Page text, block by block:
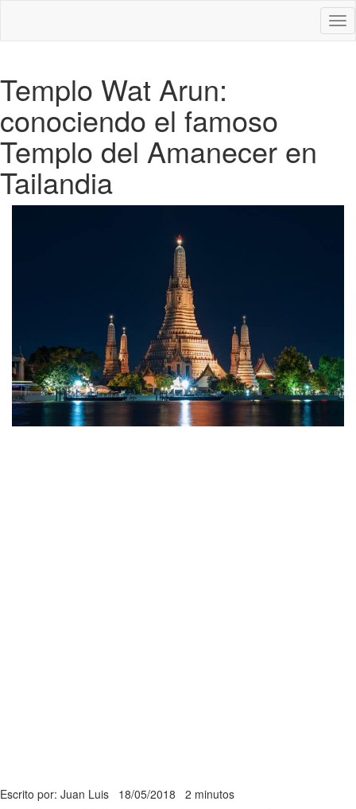
Templo Wat Arun:
conociendo el famoso
Templo del Amanecer en
Tailandia
Escrito por: Juan Luis 18/05/2018 2 minutos